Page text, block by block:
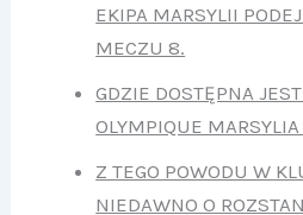
EKIPA MARSYLII
MECZU 8.
GDZIE DOSTĘPNA
OLYMPIQUE
Z TEGO POWODU W
NIEDAWNO O